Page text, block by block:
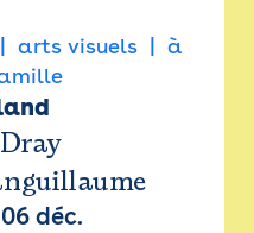
arts visuels
à
06 déc.